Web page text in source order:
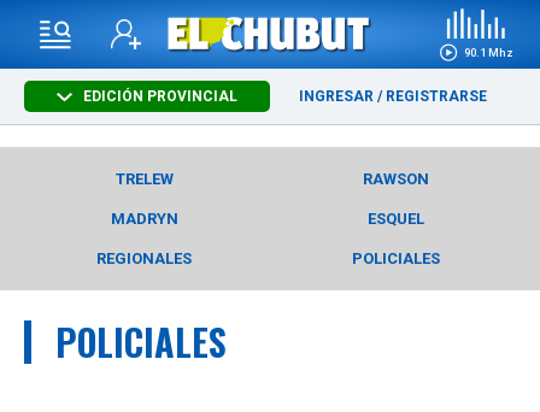
90.1 Mhz
EDICIÓN PROVINCIAL INGRESAR / REGISTRARSE
TRELEW RAWSON
MADRYN ESQUEL
REGIONALES POLICIALES
POLICIALES